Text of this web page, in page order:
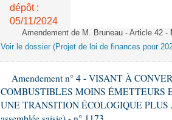
dépôt :
05/11/2024
Amendement de M. Bruneau - Article 42 -
Voir le dossier (Projet de loi de finances pour
Amendement n° 4 - VISANT À
COMBUSTIBLES MOINS ÉMETTEURS
UNE TRANSITION ÉCOLOGIQUE PLUS